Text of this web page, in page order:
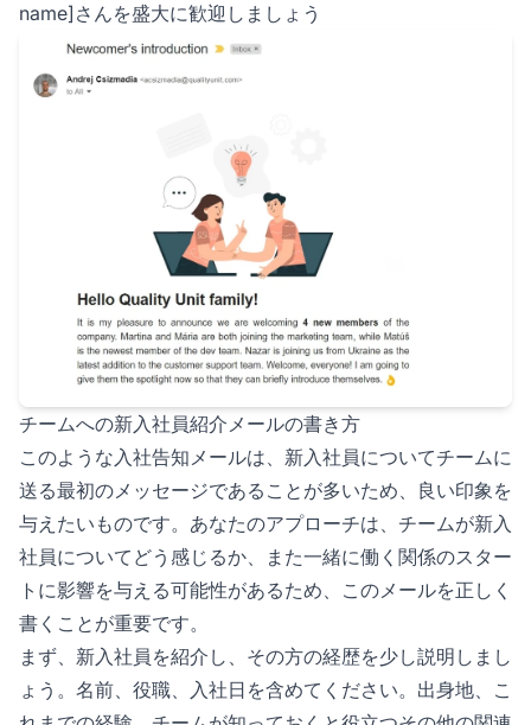
name]さんを盛大に歓迎しましょう
チームへの新入社員紹介メールの書き方
このような入社告知メールは、新入社員についてチームに
送る最初のメッセージであることが多いため、良い印象を
与えたいものです。あなたのアプローチは、チームが新入
社員についてどう感じるか、また一緒に働く関係のスター
トに影響を与える可能性があるため、このメールを正しく
書くことが重要です。
まず、新入社員を紹介し、その方の経歴を少し説明しまし
ょう。名前、役職、入社日を含めてください。出身地、こ